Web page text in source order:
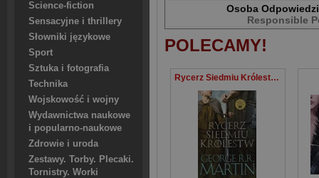
Science-fiction
Sensacyjne i thrillery
Słowniki językowe
Sport
Sztuka i fotografia
Technika
Wojskowość i wojny
Wydawnictwa naukowe
i popularno-naukowe
Zdrowie i uroda
Zestawy. Torby. Plecaki.
Tornistry. Worki
Osoba
Responsible
POLECAMY!
Rycerz Siedmiu Królestw. Wydanie serialowe